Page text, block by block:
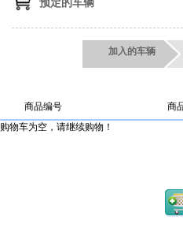
预定的车辆
加入的车辆
商品编号
商
购物车为空，请继续购物！